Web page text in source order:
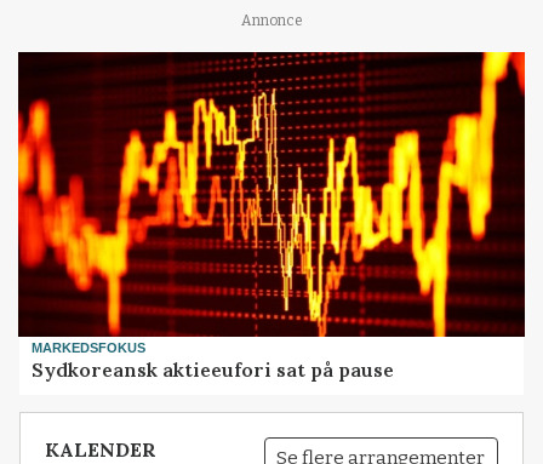
Annonce
MARKEDSFOKUS
Sydkoreansk aktieeufori sat på pause
KALENDER Se flere arrangementer